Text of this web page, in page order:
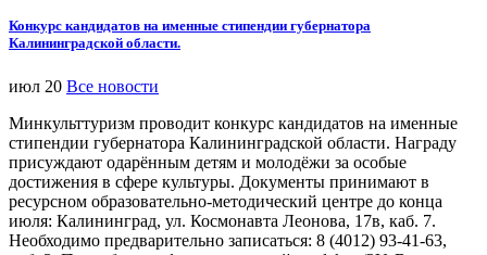
Конкурс кандидатов на именные стипендии губернатора
Калининградской области.
июл 20 Все новости
Минкульттуризм проводит конкурс кандидатов на именные
стипендии губернатора Калининградской области. Награду
присуждают одарённым детям и молодёжи за особые
достижения в сфере культуры. Документы принимают в
ресурсном образовательно-методический центре до конца
июля: Калининград, ул. Космонавта Леонова, 17в, каб. 7.
Необходимо предварительно записаться: 8 (4012) 93-41-63,